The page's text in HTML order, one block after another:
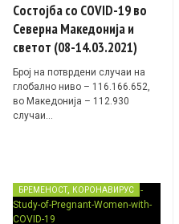
Состојба со COVID-19 во
Северна Македонија и
светот (08-14.03.2021)
Број на потврдени случаи на
глобално ниво – 116.166.652,
во Македонија – 112.930
случаи…
БРЕМЕНОСТ, КОРОНАВИРУС